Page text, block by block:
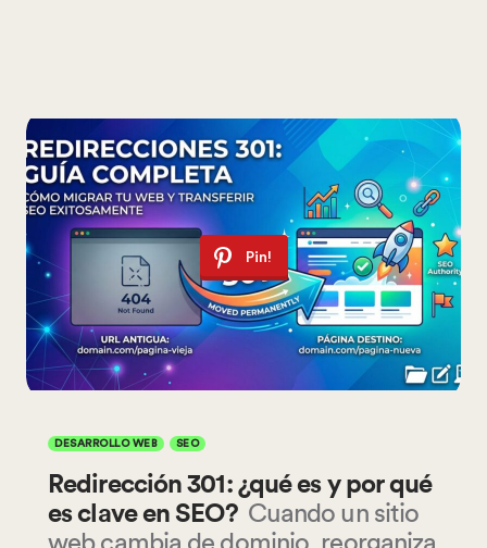
Pin!
DESARROLLO WEB SEO
Redirección 301: ¿qué es y por qué
es clave en SEO? Cuando un sitio